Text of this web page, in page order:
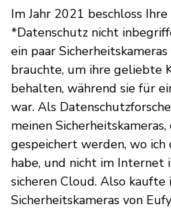
Im Jahr 2021 beschloss
*Datenschutz nicht
ein paar
brauchte, um ihre geliebte
behalten, während sie für
war. Als
meinen
gespeichert werden, wo
habe, und nicht im Internet
sicheren Cloud. Also kaufte
Sicherheitskameras von